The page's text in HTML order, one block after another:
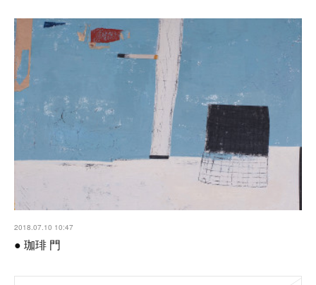
2018.07.10 10:47
● 珈琲 門